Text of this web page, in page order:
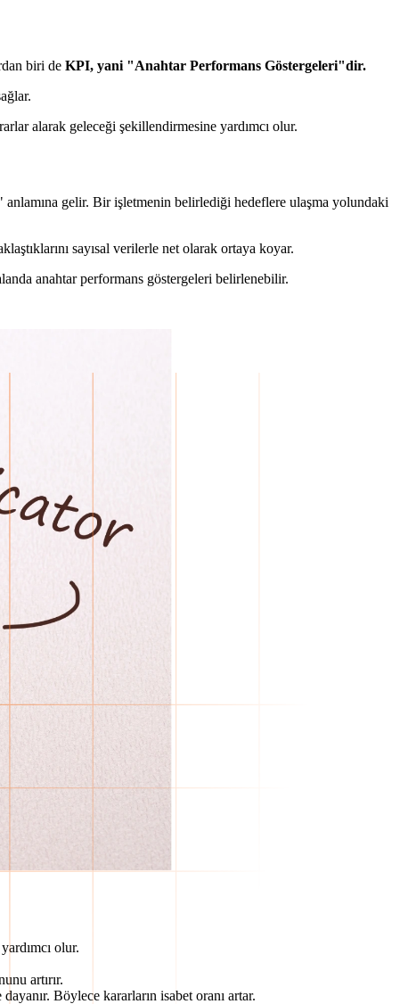
biri de KPI, yani "Anahtar Performans Göstergeleri"dir.
alarak geleceği şekillendirmesine yardımcı olur.
anlamına gelir. Bir işletmenin belirlediği hedeflere ulaşma yolundaki
sayısal verilerle net olarak ortaya koyar.
anahtar performans göstergeleri belirlenebilir.
olur.
artırır.
Böylece kararların isabet oranı artar.